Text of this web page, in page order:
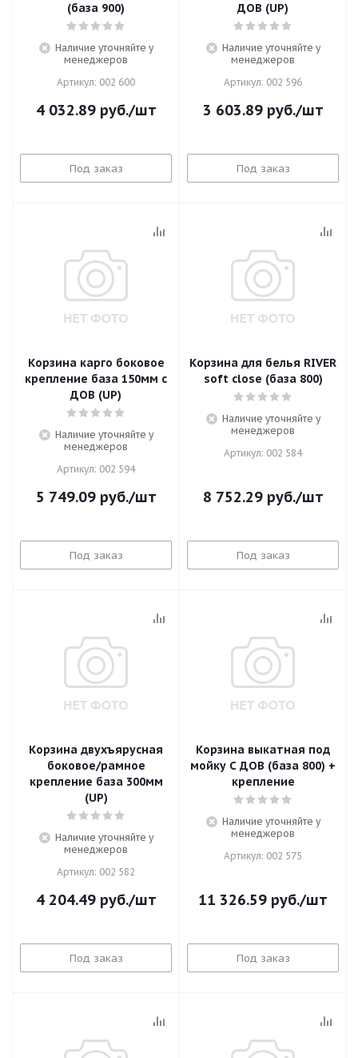
(база 900)
Наличие уточняйте у
менеджеров
Артикул: 002 600
4 032.89руб./шт
Под заказ
ДОВ (UP)
Наличие уточняйте у
менеджеров
Артикул: 002 596
3 603.89руб./шт
Под заказ
Корзина карго боковое
крепление база 150мм с
ДОВ (UP)
Наличие уточняйте у
менеджеров
Артикул: 002 594
5 749.09руб./шт
Под заказ
Корзина для белья RIVER
soft close (база 800)
Наличие уточняйте у
менеджеров
Артикул: 002 584
8 752.29руб./шт
Под заказ
Корзина двухъярусная
боковое/рамное
крепление база 300мм
(UP)
Наличие уточняйте у
менеджеров
Артикул: 002 582
4 204.49руб./шт
Под заказ
Корзина выкатная под
мойку С ДОВ (база 800) +
крепление
Наличие уточняйте у
менеджеров
Артикул: 002 575
11 326.59 руб./шт
Под заказ